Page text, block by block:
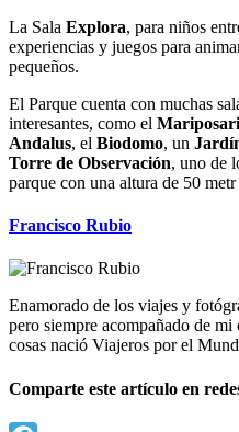
La Sala Explora, para niños
experiencias y juegos para
pequeños.
El Parque cuenta con muchas
interesantes, como el
Andalus, el Biodomo, un
Torre de Observación, uno de
parque con una altura de 50 metr
Francisco Rubio
Enamorado de los viajes y
pero siempre acompañado de
cosas nació Viajeros por el
Comparte este artículo en